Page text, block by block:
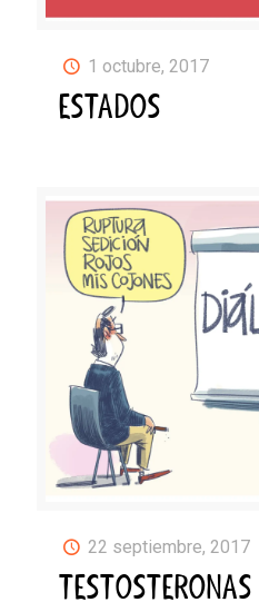
1 octubre, 2017
ESTADOS
22 septiembre, 2017
TESTOSTERONAS